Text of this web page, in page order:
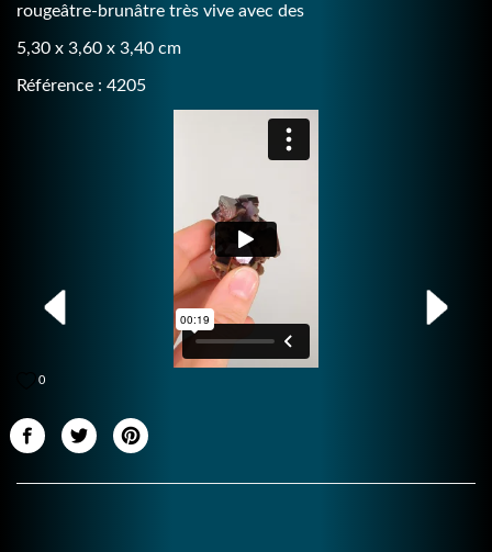
rougeâtre-brunâtre très vive avec des
5,30 x 3,60 x 3,40 cm
Référence : 4205
0